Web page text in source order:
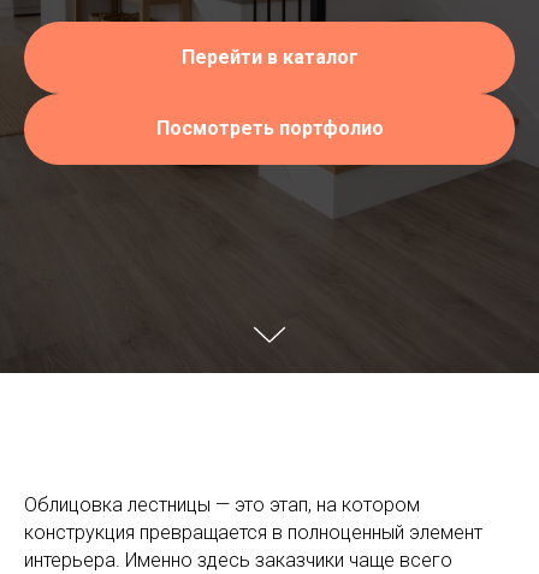
Перейти в каталог
Посмотреть портфолио
Облицовка лестницы — это этап, на котором
конструкция превращается в полноценный элемент
интерьера. Именно здесь заказчики чаще всего